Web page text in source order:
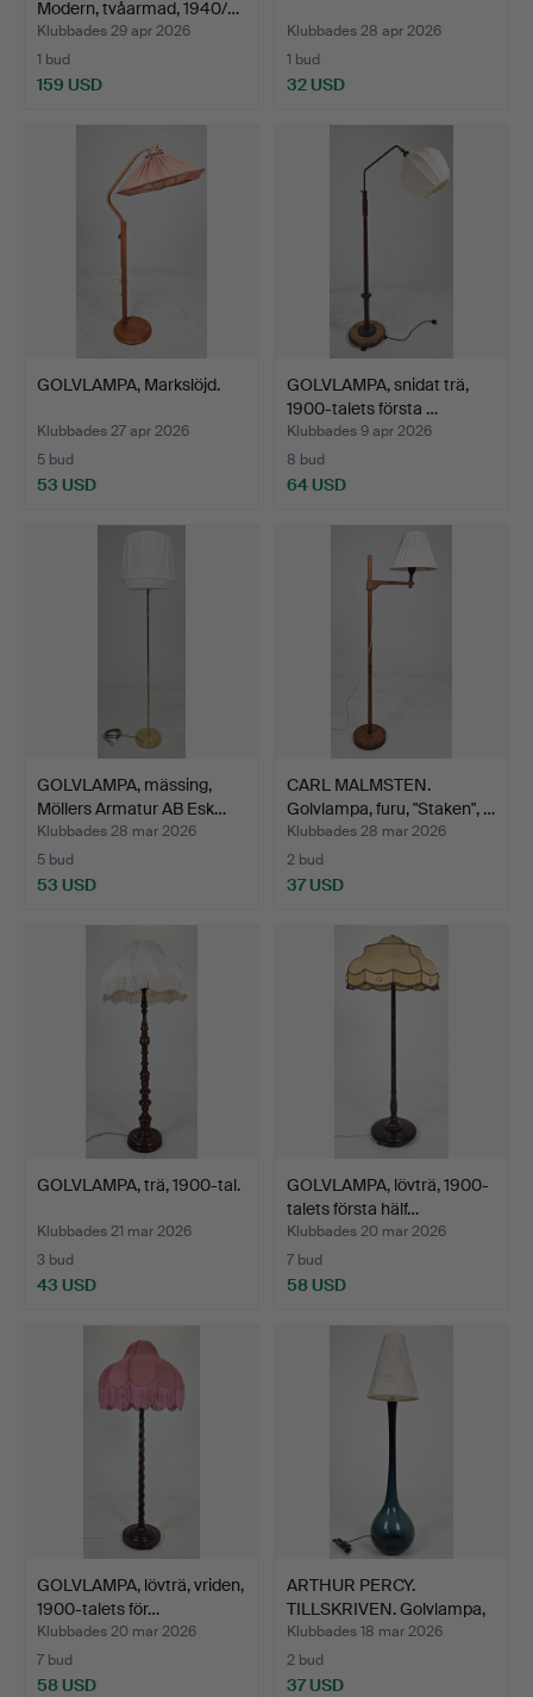
Modern, tvåarmad, 1940/…
Klubbades 29 apr 2026
1 bud
159 USD
Klubbades 28 apr 2026
1 bud
32 USD
GOLVLAMPA, Markslöjd.
Klubbades 27 apr 2026
5 bud
53 USD
GOLVLAMPA, snidat trä,
1900-talets första …
Klubbades 9 apr 2026
8 bud
64 USD
GOLVLAMPA, mässing,
Möllers Armatur AB Esk…
Klubbades 28 mar 2026
5 bud
53 USD
CARL MALMSTEN.
Golvlampa, furu, "Staken", …
Klubbades 28 mar 2026
2 bud
37 USD
GOLVLAMPA, trä, 1900-tal.
Klubbades 21 mar 2026
3 bud
43 USD
GOLVLAMPA, lövträ, 1900-
talets första hälf…
Klubbades 20 mar 2026
7 bud
58 USD
GOLVLAMPA, lövträ, vriden,
1900-talets för…
Klubbades 20 mar 2026
7 bud
58 USD
ARTHUR PERCY.
TILLSKRIVEN. Golvlampa,
glas…
Klubbades 18 mar 2026
2 bud
37 USD